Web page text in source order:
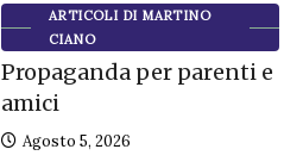
ARTICOLI DI MARTINO
CIANO
Propaganda per parenti e
amici
Agosto 5, 2026